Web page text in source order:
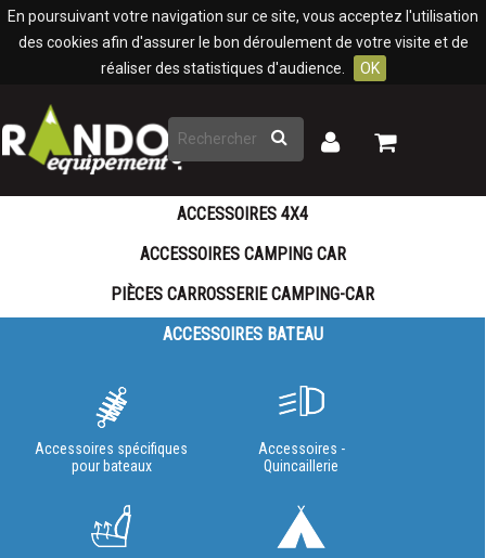
En poursuivant votre navigation sur ce site, vous acceptez l'utilisation
des cookies afin d'assurer le bon déroulement de votre visite et de
réaliser des statistiques d'audience.
OK
Rechercher
Mon
Mon
ACCESSOIRES 4X4
ACCESSOIRES CAMPING CAR
PIÈCES CARROSSERIE CAMPING-CAR
ACCESSOIRES BATEAU
Accessoires spécifiques
pour bateaux
Accessoires -
Quincaillerie
Panneau de gestion des cookies